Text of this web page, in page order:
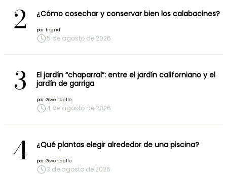
2 ¿Cómo cosechar y conservar bien los calabacines?
por Ingrid
5 de agosto de 2026
3
El jardín “chaparral”: entre el jardín californiano y el
jardín de garriga
por Gwenaëlle
4 de agosto de 2026
4 ¿Qué plantas elegir alrededor de una piscina?
por Gwenaëlle
3 de agosto de 2026